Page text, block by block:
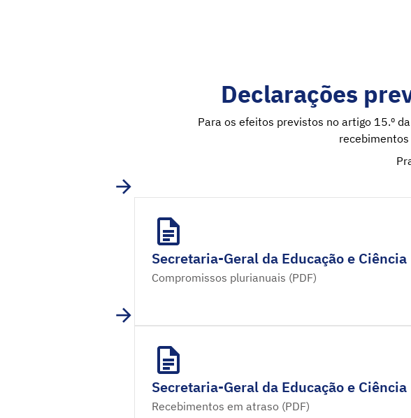
Declarações
Para os efeitos previstos no artigo 15.º
Secretaria-Geral da Educação e Ciência
Compromissos plurianuais (PDF)
Secretaria-Geral da Educação e Ciência
Recebimentos em atraso (PDF)